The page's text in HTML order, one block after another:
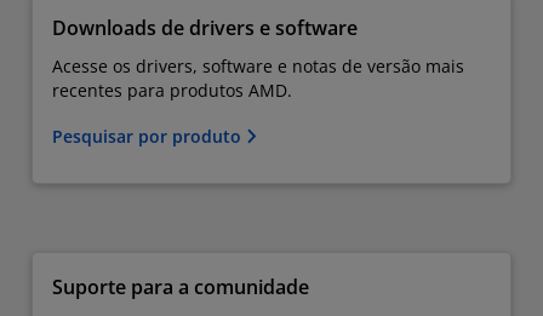
Downloads de drivers e software
Acesse os drivers, software e notas de versão mais
recentes para produtos AMD.
Pesquisar por produto
Suporte para a comunidade